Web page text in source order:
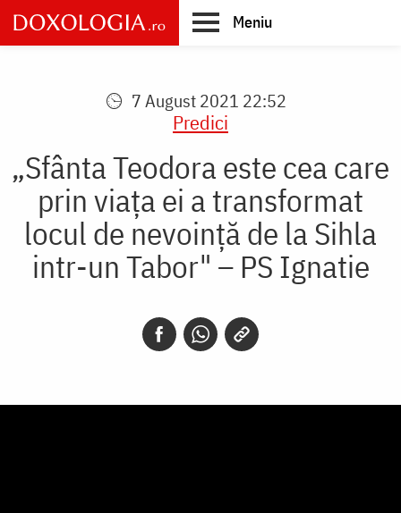
Skip
to
main
Meniu
7 August 2021 22:52
Predici
„Sfânta Teodora este cea care
prin viața ei a transformat
locul de nevoință de la Sihla
intr-un Tabor" – PS Ignatie